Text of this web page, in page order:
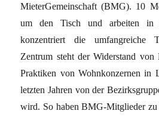
MieterGemeinschaft (BMG). 10
um den Tisch und arbeiten in
konzentriert die umfangreiche
Zentrum steht der Widerstand von
Praktiken von Wohnkonzernen in
letzten Jahren von der
wird. So haben BMG-Mitglieder zu